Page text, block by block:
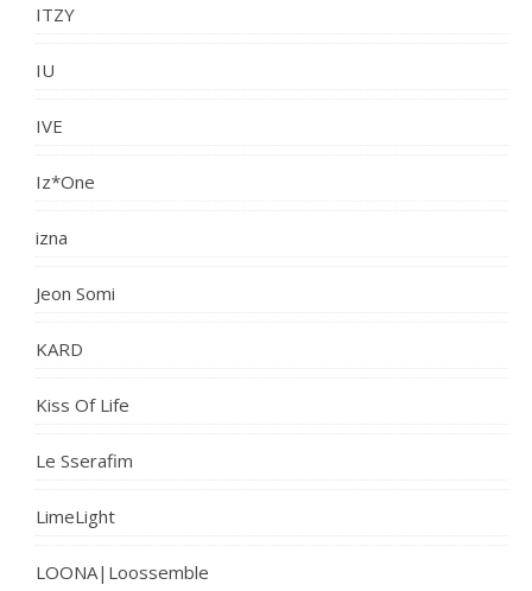
ITZY
IU
IVE
Iz*One
izna
Jeon Somi
KARD
Kiss Of Life
Le Sserafim
LimeLight
LOONA|Loossemble